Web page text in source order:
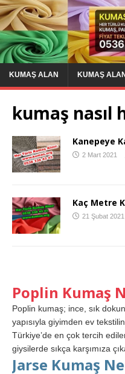
KUMAŞ ALAN KUMAŞ
kumaş nasıl
Kanepeye
2 Mart 2021
Kaç Metre
21 Şubat 2021
Poplin Kumaş
Poplin kumaş; ince, sık
yapısıyla giyimden ev
Türkiye’de en çok tercih
giysilerde sıkça karşımıza
Jarse Kumaş